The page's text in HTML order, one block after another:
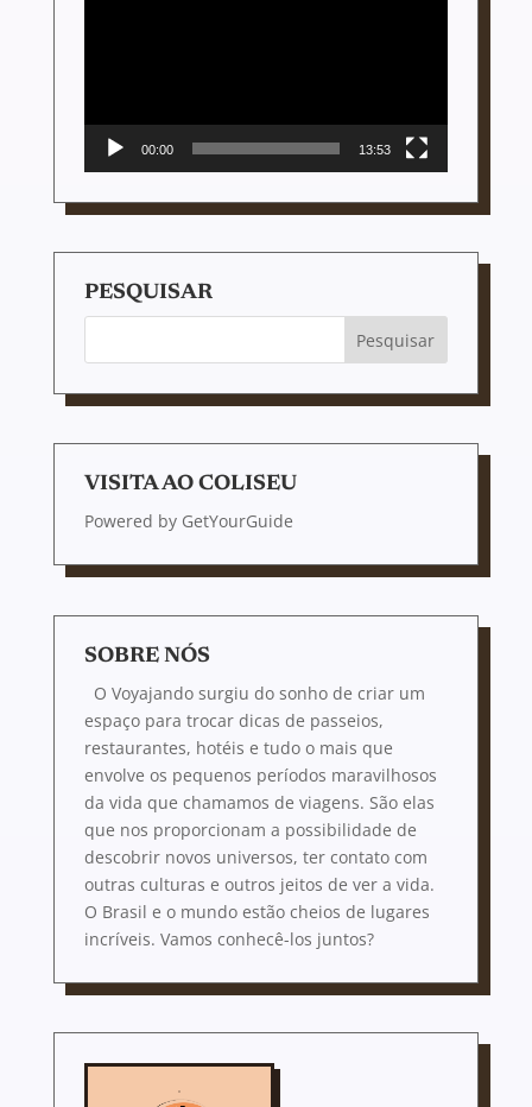
00:00 13:53
PESQUISAR
VISITA AO COLISEU
Powered by GetYourGuide
SOBRE NÓS
O Voyajando surgiu do sonho de criar um
espaço para trocar dicas de passeios,
restaurantes, hotéis e tudo o mais que
envolve os pequenos períodos maravilhosos
da vida que chamamos de viagens. São elas
que nos proporcionam a possibilidade de
descobrir novos universos, ter contato com
outras culturas e outros jeitos de ver a vida.
O Brasil e o mundo estão cheios de lugares
incríveis. Vamos conhecê-los juntos?